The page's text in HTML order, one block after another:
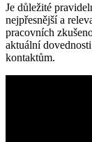
Je důležité
nejpřesnější a
pracovních
aktuální
kontaktům.